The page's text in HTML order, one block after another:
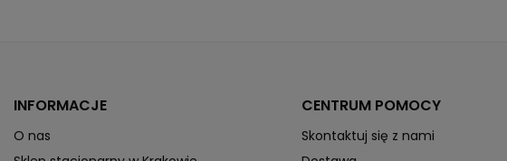
INFORMACJE
O nas
CENTRUM POMOCY
Skontaktuj się z nami